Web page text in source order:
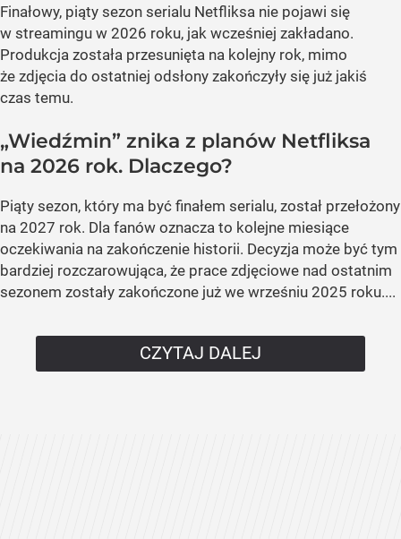
Finałowy, piąty sezon serialu Netfliksa nie pojawi się
w streamingu w 2026 roku, jak wcześniej zakładano.
Produkcja została przesunięta na kolejny rok, mimo
że zdjęcia do ostatniej odsłony zakończyły się już jakiś
czas temu.
„Wiedźmin” znika z planów Netfliksa
na 2026 rok. Dlaczego?
Piąty sezon, który ma być finałem serialu, został przełożony
na 2027 rok. Dla fanów oznacza to kolejne miesiące
oczekiwania na zakończenie historii. Decyzja może być tym
bardziej rozczarowująca, że prace zdjęciowe nad ostatnim
sezonem zostały zakończone już we wrześniu 2025 roku....
CZYTAJ DALEJ